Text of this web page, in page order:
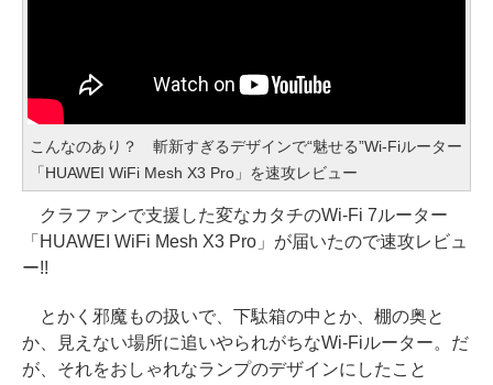
こんなのあり？ 斬新すぎるデザインで“魅せる”Wi-Fiルーター
「HUAWEI WiFi Mesh X3 Pro」を速攻レビュー
クラファンで支援した変なカタチのWi-Fi 7ルーター
「HUAWEI WiFi Mesh X3 Pro」が届いたので速攻レビュ
ー!!
とかく邪魔もの扱いで、下駄箱の中とか、棚の奥と
か、見えない場所に追いやられがちなWi-Fiルーター。だ
が、それをおしゃれなランプのデザインにしたこと